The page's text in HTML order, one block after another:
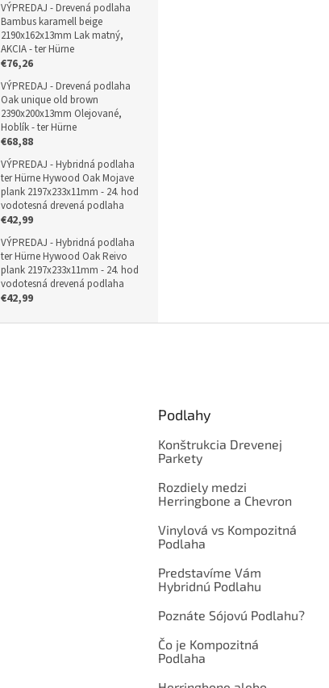
VÝPREDAJ - Drevená podlaha
Bambus karamell beige
2190x162x13mm Lak matný,
AKCIA - ter Hürne
€76,26
VÝPREDAJ - Drevená podlaha
Oak unique old brown
2390x200x13mm Olejované,
Hoblík - ter Hürne
€68,88
VÝPREDAJ - Hybridná podlaha
ter Hürne Hywood Oak Mojave
plank 2197x233x11mm - 24. hod
vodotesná drevená podlaha
€42,99
VÝPREDAJ - Hybridná podlaha
ter Hürne Hywood Oak Reivo
plank 2197x233x11mm - 24. hod
vodotesná drevená podlaha
€42,99
Podlahy
Konštrukcia Drevenej
Parkety
Rozdiely medzi
Herringbone a Chevron
Vinylová vs Kompozitná
Podlaha
Predstavíme Vám
Hybridnú Podlahu
Poznáte Sójovú Podlahu?
Čo je Kompozitná
Podlaha